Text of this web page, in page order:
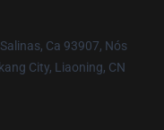
Ca 93907, Nós
City, Liaoning, CN